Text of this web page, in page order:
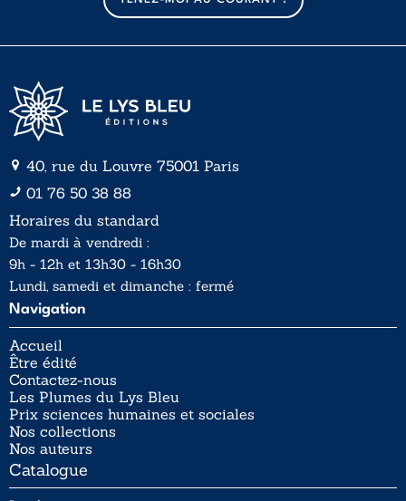
40, rue du Louvre 75001 Paris
01 76 50 38 88
Horaires du standard
De mardi à vendredi :
9h - 12h et 13h30 - 16h30
Lundi, samedi et dimanche : fermé
Navigation
Accueil
Être édité
Contactez-nous
Les Plumes du Lys Bleu
Prix sciences humaines et sociales
Nos collections
Nos auteurs
Catalogue